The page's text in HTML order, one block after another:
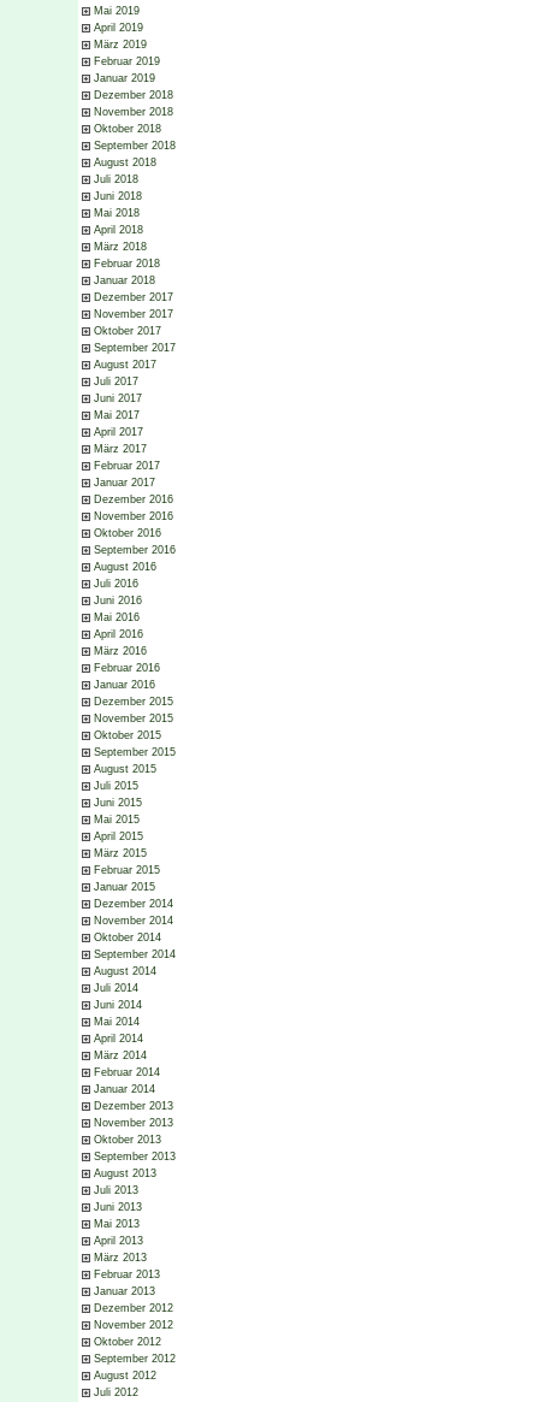
Mai 2019
April 2019
März 2019
Februar 2019
Januar 2019
Dezember 2018
November 2018
Oktober 2018
September 2018
August 2018
Juli 2018
Juni 2018
Mai 2018
April 2018
März 2018
Februar 2018
Januar 2018
Dezember 2017
November 2017
Oktober 2017
September 2017
August 2017
Juli 2017
Juni 2017
Mai 2017
April 2017
März 2017
Februar 2017
Januar 2017
Dezember 2016
November 2016
Oktober 2016
September 2016
August 2016
Juli 2016
Juni 2016
Mai 2016
April 2016
März 2016
Februar 2016
Januar 2016
Dezember 2015
November 2015
Oktober 2015
September 2015
August 2015
Juli 2015
Juni 2015
Mai 2015
April 2015
März 2015
Februar 2015
Januar 2015
Dezember 2014
November 2014
Oktober 2014
September 2014
August 2014
Juli 2014
Juni 2014
Mai 2014
April 2014
März 2014
Februar 2014
Januar 2014
Dezember 2013
November 2013
Oktober 2013
September 2013
August 2013
Juli 2013
Juni 2013
Mai 2013
April 2013
März 2013
Februar 2013
Januar 2013
Dezember 2012
November 2012
Oktober 2012
September 2012
August 2012
Juli 2012